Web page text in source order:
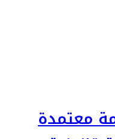
معتمدة